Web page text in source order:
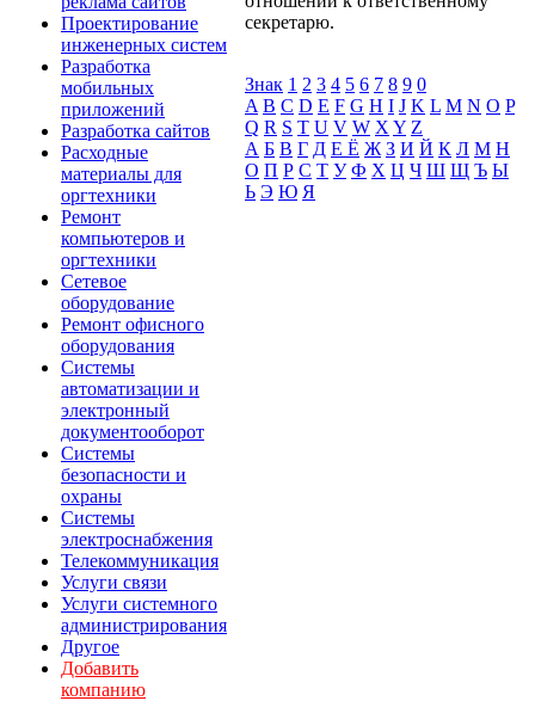
Проектирование
инженерных систем
Разработка
мобильных
приложений
Разработка сайтов
Расходные
материалы для
оргтехники
Ремонт
компьютеров и
оргтехники
Сетевое
оборудование
Ремонт офисного
оборудования
Системы
автоматизации и
электронный
документооборот
Системы
безопасности и
охраны
Системы
электроснабжения
Телекоммуникация
Услуги связи
Услуги системного
администрирования
Другое
Добавить
компанию
секретарю.
Знак 1 2 3 4 5 6 7 8 9 0
A B C D E F G H I J K L M N O P
Q R S T U V W X Y Z
А Б В Г Д Е Ё Ж З И Й К Л М Н
О П Р С Т У Ф Х Ц Ч Ш Щ Ъ Ы
Ь Э Ю Я